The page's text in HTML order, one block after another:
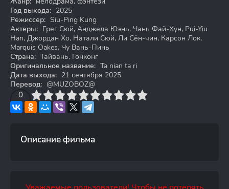
Год выхода: 2025
Режиссер: Siu-Ping Kung
Актеры: Грег Сюй, Анджела Юэнь, Чань Фай-Хун, Pui-Yiu
Han, Джордан Хо, Натали Сюй, Ли Сён-чин, Карсон Лок,
Marquis Oakes, Чу Вань-Пинь
Страна: Тайвань, Гонконг
Оригинальное название: Ta nian ta ri
Дата выхода: 21 сентября 2025
Перевод: @MUZOBOZ@
0
4 6 7 8 9 10
Описание фильма